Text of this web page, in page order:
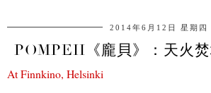
2014年6月12日 星期四
POMPEII《龐貝》：天火
At Finnkino, Helsinki